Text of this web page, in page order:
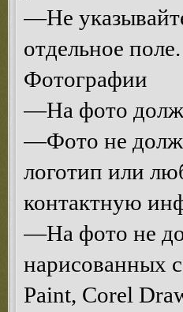
—Не
отдельное поле.
Фотографии
—На фото
—Фото не
логотип или
контактную
—На фото не
нарисованных
Paint, Corel